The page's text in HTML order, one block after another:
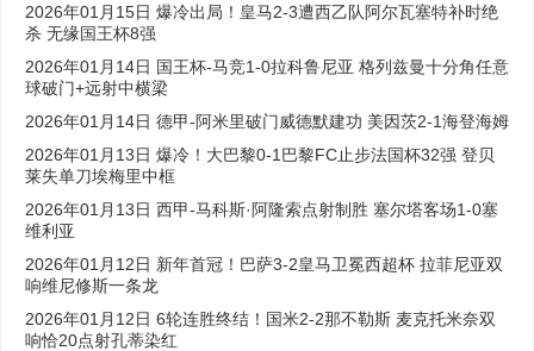
2026年01月15日 爆冷出局！皇马2-3遭西乙队阿尔瓦塞特补时绝
杀 无缘国王杯8强
2026年01月14日 国王杯-马竞1-0拉科鲁尼亚 格列兹曼十分角任意
球破门+远射中横梁
2026年01月14日 德甲-阿米里破门威德默建功 美因茨2-1海登海姆
2026年01月13日 爆冷！大巴黎0-1巴黎FC止步法国杯32强 登贝
莱失单刀埃梅里中框
2026年01月13日 西甲-马科斯·阿隆索点射制胜 塞尔塔客场1-0塞
维利亚
2026年01月12日 新年首冠！巴萨3-2皇马卫冕西超杯 拉菲尼亚双
响维尼修斯一条龙
2026年01月12日 6轮连胜终结！国米2-2那不勒斯 麦克托米奈双
响恰20点射孔蒂染红